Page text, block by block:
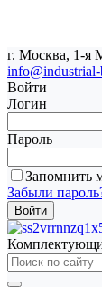
г. Москва, 1-я
info@industrial-
Войти
Логин
Пароль
Запомнить
Забыли